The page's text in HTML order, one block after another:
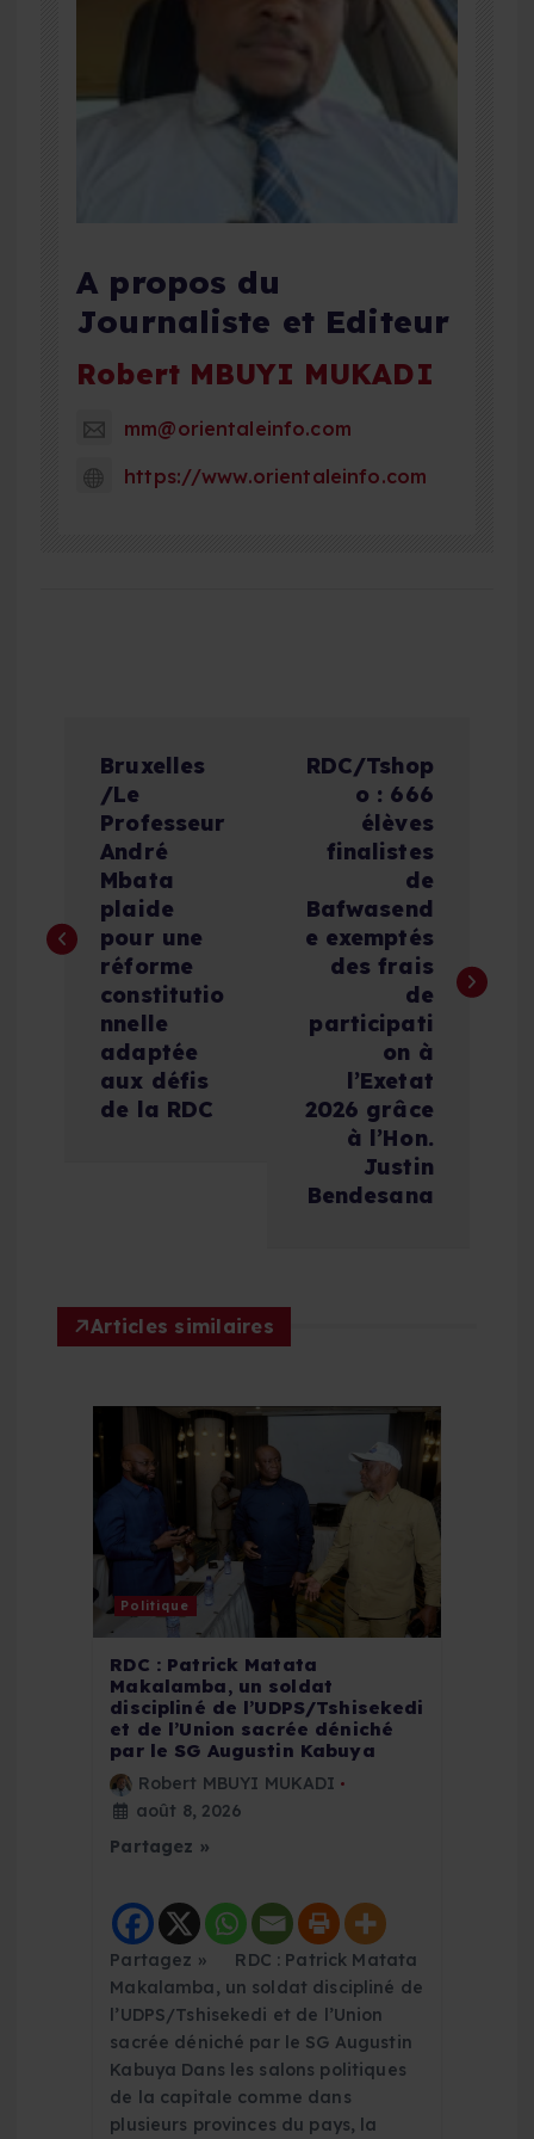
A propos du
Journaliste et Editeur
Robert MBUYI MUKADI
mm@orientaleinfo.com
https://www.orientaleinfo.com
i
Bruxelles
/Le
Professeur
André
Mbata
plaide
pour une
réforme
constitutio
nnelle
adaptée
aux défis
de la RDC
RDC/Tshop
o : 666
élèves
finalistes
de
Bafwasend
e exemptés
des frais
de
participati
on à
l’Exetat
2026 grâce
à l’Hon.
Justin
Bendesana
Articles similaires
Politique
RDC : Patrick Matata
Makalamba, un soldat
discipliné de l’UDPS/Tshisekedi
et de l’Union sacrée déniché
par le SG Augustin Kabuya
Robert MBUYI MUKADI
août 8, 2026
Partagez »
Partagez » RDC : Patrick Matata
Makalamba, un soldat discipliné de
l’UDPS/Tshisekedi et de l’Union
sacrée déniché par le SG Augustin
Kabuya Dans les salons politiques
de la capitale comme dans
plusieurs provinces du pays, la